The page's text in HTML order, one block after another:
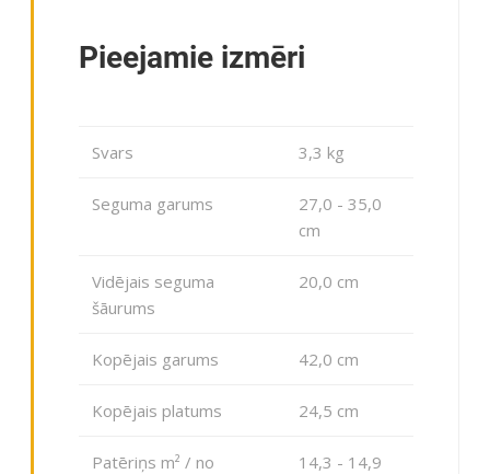
Pieejamie izmēri
Svars 3,3 kg
Seguma garums
27,0 - 35,0
cm
Vidējais seguma
šāurums
20,0 cm
Kopējais garums 42,0 cm
Kopējais platums 24,5 cm
Patēriņs m² / no 14,3 - 14,9